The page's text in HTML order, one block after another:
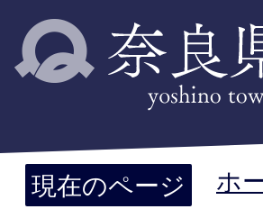
現在のページ ホ